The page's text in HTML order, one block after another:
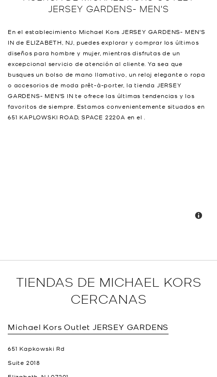
JERSEY GARDENS- MEN'S
En el establecimiento Michael Kors JERSEY GARDENS- MEN'S
IN de ELIZABETH, NJ, puedes explorar y comprar los últimos
diseños para hombre y mujer, mientras disfrutas de un
excepcional servicio de atención al cliente. Ya sea que
busques un bolso de mano llamativo, un reloj elegante o ropa
o accesorios de moda prêt-à-porter, la tienda JERSEY
GARDENS- MEN'S IN te ofrece las últimas tendencias y los
favoritos de siempre. Estamos convenientemente situados en
651 KAPLOWSKI ROAD, SPACE 2220A en el .
TIENDAS DE MICHAEL KORS
CERCANAS
Michael Kors Outlet JERSEY GARDENS
651 Kapkowski Rd
Suite 2018